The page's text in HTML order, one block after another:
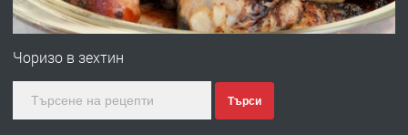
ПРЕДЛАГА
№4120 Магазин/Офис под наем в кв.
Чоризо в зехтин
Търси